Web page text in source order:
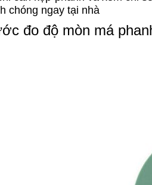
chóng ngay tại nhà
đo độ mòn má